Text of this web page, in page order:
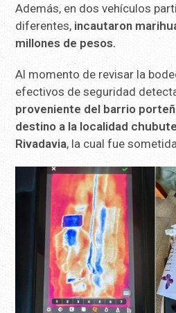
Además, en dos vehículos
diferentes, incautaron
millones de pesos.
Al momento de revisar la
efectivos de seguridad
proveniente del barrio
destino a la localidad
Rivadavia, la cual fue